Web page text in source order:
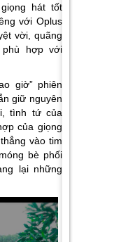
hát tốt
với Oplus
vời, quãng
hợp với
giờ” phiên
giữ nguyên
tình tứ của
của giọng
vào tim
bè phối
lại những